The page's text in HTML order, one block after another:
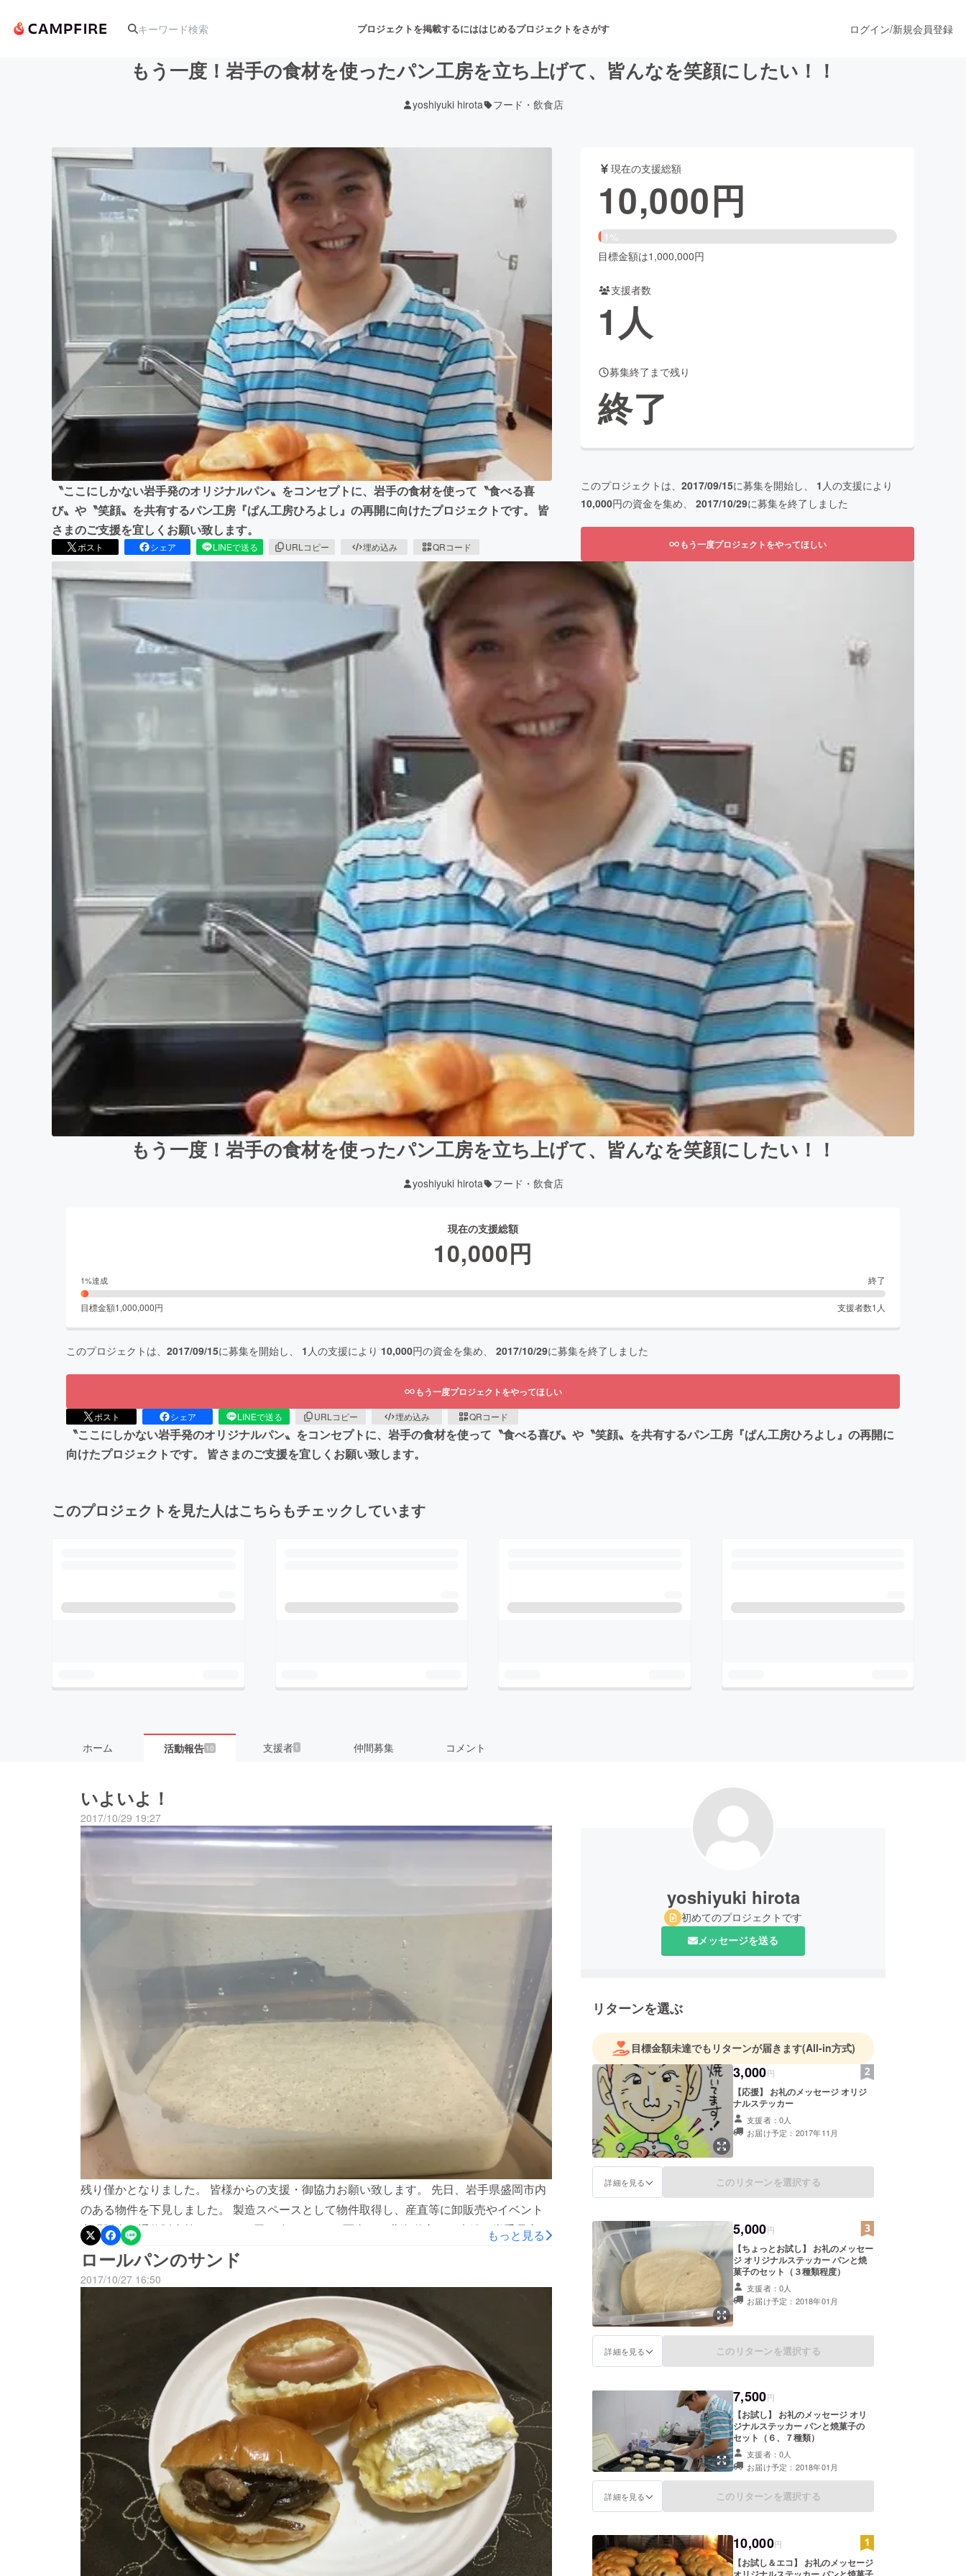
プロジェクトを掲載するにははじめるプロジェクトをさがす
音楽 舞台・パフォーマンス
テクノロジー・ガジェット ゲーム・サービス開発 ファッション
映像・映画 書籍・雑誌出版
ビジネス・起業 チャレンジ ビューティー・ヘルスケア
まちづくり・地域活性化
CAMPFIRE for Social Good CAMPFIRE Creation
CAMPFIREふるさと納税machi-ya
ログイン/新規会員登録
もう一度！岩手の食材を使ったパン工房を立ち上げて、皆んなを笑顔にしたい！！
yoshiyuki hirota フード・飲食店
〝ここにしかない岩手発のオリジナルパン〟をコンセプトに、岩手の食材を使って〝食べる喜
び〟や〝笑顔〟を共有するパン工房『ぱん工房ひろよし』の再開に向けたプロジェクトです。 皆
さまのご支援を宜しくお願い致します。
ポスト シェア LINEで送る URLコピー 埋め込み QRコード
現在の支援総額
10,000円
1%
目標金額は1,000,000円
支援者数
1人
募集終了まで残り
終了
このプロジェクトは、 2017/09/15に募集を開始し、 1 人の支援により
10,000円の資金を集め、 2017/10/29に募集を終了しました
もう一度プロジェクトをやってほしい
もう一度！岩手の食材を使ったパン工房を立ち上げて、皆んなを笑顔にしたい！！
yoshiyuki hirota フード・飲食店
現在の支援総額
10,000円
1%達成 終了
目標金額1,000,000円 支援者数1 人
このプロジェクトは、 2017/09/15に募集を開始し、 1 人の支援により 10,000円の資金を集め、 2017/10/29に募集を終了しました
もう一度プロジェクトをやってほしい
ポスト シェア LINEで送る URLコピー 埋め込み QRコード
〝ここにしかない岩手発のオリジナルパン〟をコンセプトに、岩手の食材を使って〝食べる喜び〟や〝笑顔〟を共有するパン工房『ぱん工房ひろよし』の再開に
向けたプロジェクトです。 皆さまのご支援を宜しくお願い致します。
このプロジェクトを見た人はこちらもチェックしています
ホーム 活動報告 10 支援者 1 仲間募集 コメント
いよいよ！
2017/10/29 19:27
残り僅かとなりました。 皆様からの支援・御協力お願い致します。 先日、岩手県盛岡市内
のある物件を下見しました。 製造スペースとして物件取得し、産直等に卸販売やイベント
出張販売、通信販売等でパンをお届け致します。 ※写真は、北海道産ライ麦粉と岩手県産小
麦で起こしてるルヴァンです。 必ずパン屋を再開します！！ 宜しくお願い致しますm(_
_)m
もっと見る
ロールパンのサンド
2017/10/27 16:50
yoshiyuki hirota
初めてのプロジェクトです
メッセージを送る
リターンを選ぶ
目標金額未達でもリターンが届きます(All-in方式)
3,000円
【応援】 お礼のメッセージ オリジ
ナルステッカー
支援者：0人
お届け予定：2017年11月
詳細を見る このリターンを選択する
5,000円
【ちょっとお試し】 お礼のメッセー
ジ オリジナルステッカー パンと焼
菓子のセット（３種類程度）
支援者：0人
お届け予定：2018年01月
詳細を見る このリターンを選択する
7,500円
【お試し】 お礼のメッセージ オリ
ジナルステッカー パンと焼菓子の
セット（６、７種類）
支援者：0人
お届け予定：2018年01月
詳細を見る このリターンを選択する
10,000円
【お試し＆エコ】 お礼のメッセージ